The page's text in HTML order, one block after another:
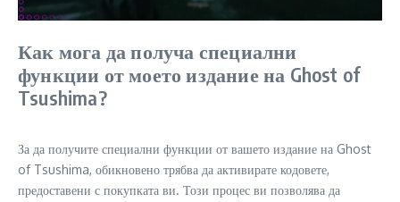
Как мога да получа специални
функции от моето издание на Ghost of
Tsushima?
За да получите специални функции от вашето издание на Ghost
of Tsushima, обикновено трябва да активирате кодовете,
предоставени с покупката ви. Този процес ви позволява да